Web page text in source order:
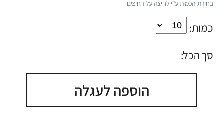
בחירת הכמות ע"י לחיצה על החיצים
כמות:
סך הכל:
הוספה לעגלה